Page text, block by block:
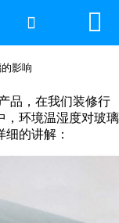
网站首页
品中心
闻中心
影响
 
玻璃的影
品，在我们装修行
，环境温湿度对玻璃
的讲解：